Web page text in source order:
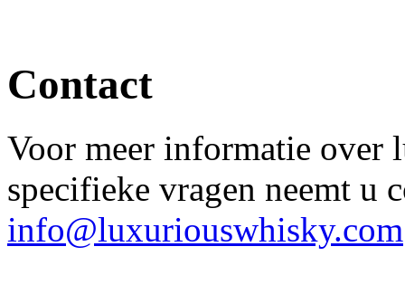
Contact
Voor meer informatie over
specifieke vragen neemt u
info@luxuriouswhisky.com